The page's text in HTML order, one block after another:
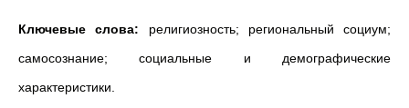
Ключевые слова: религиозность; региональный социум;
самосознание; социальные и демографические
характеристики.